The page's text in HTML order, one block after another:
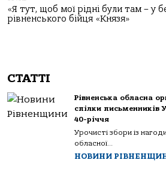
«Я тут, щоб мої рідні були там – у
рівненського бійця «Князя»
СТАТТІ
Рівненська обласна
спілки письменників
40-річчя
Урочисті збори із
обласної...
НОВИНИ